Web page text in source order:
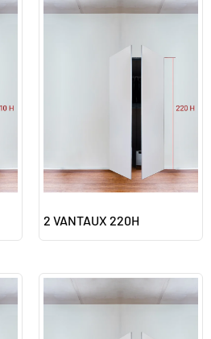
2 VANTAUX 220H